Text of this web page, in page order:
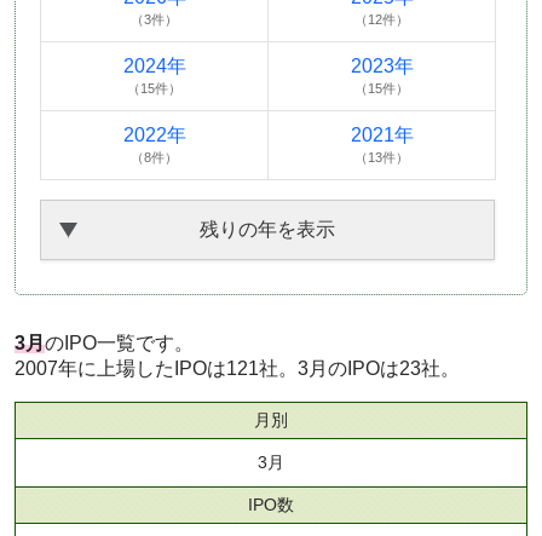
（3件） （12件）
2024年
（15件）
2023年
（15件）
2022年
（8件）
2021年
（13件）
残りの年を表示
3月のIPO一覧です。
2007年に上場したIPOは121社。3月のIPOは23社。
月別
3月
IPO数